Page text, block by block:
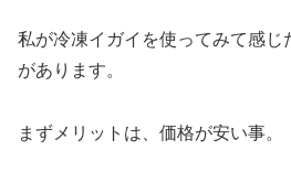
私が冷凍イガイを使ってみて感じ
があります。
まずメリットは、価格が安い事。